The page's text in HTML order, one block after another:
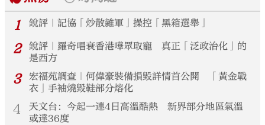
1
銳評｜記協「炒散雜軍」操控「黑箱選舉」
2
銳評｜羅奇唱衰香港嘩眾取寵 真正「泛政治化」的
是西方
3
宏福苑調查｜何偉豪裝備損毀詳情首公開 「黃金戰
衣」手袖燒毀鞋部分熔化
4
天文台：今起一連4日高溫酷熱 新界部分地區氣溫
或達36度